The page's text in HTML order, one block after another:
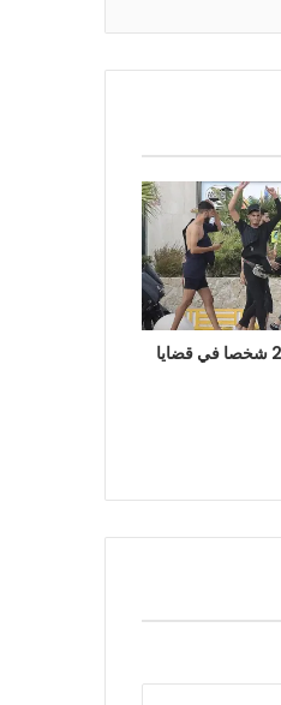
تطوان.. محاكمة 25 شخصا في قضايا